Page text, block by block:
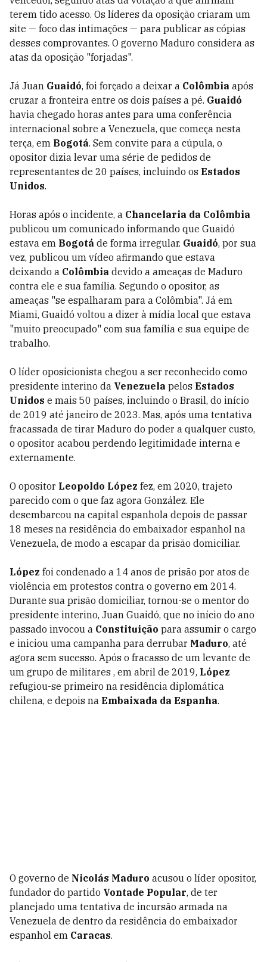
terem tido acesso. Os líderes da oposição criaram um
site — foco das intimações — para publicar as cópias
desses comprovantes. O governo Maduro considera as
atas da oposição "forjadas".
Já Juan Guaidó, foi forçado a deixar a Colômbia após
cruzar a fronteira entre os dois países a pé. Guaidó
havia chegado horas antes para uma conferência
internacional sobre a Venezuela, que começa nesta
terça, em Bogotá. Sem convite para a cúpula, o
opositor dizia levar uma série de pedidos de
representantes de 20 países, incluindo os Estados
Unidos.
Horas após o incidente, a Chancelaria da Colômbia
publicou um comunicado informando que Guaidó
estava em Bogotá de forma irregular. Guaidó, por sua
vez, publicou um vídeo afirmando que estava
deixando a Colômbia devido a ameaças de Maduro
contra ele e sua família. Segundo o opositor, as
ameaças "se espalharam para a Colômbia". Já em
Miami, Guaidó voltou a dizer à mídia local que estava
"muito preocupado" com sua família e sua equipe de
trabalho.
O líder oposicionista chegou a ser reconhecido como
presidente interino da Venezuela pelos Estados
Unidos e mais 50 países, incluindo o Brasil, do início
de 2019 até janeiro de 2023. Mas, após uma tentativa
fracassada de tirar Maduro do poder a qualquer custo,
o opositor acabou perdendo legitimidade interna e
externamente.
O opositor Leopoldo López fez, em 2020, trajeto
parecido com o que faz agora González. Ele
desembarcou na capital espanhola depois de passar
18 meses na residência do embaixador espanhol na
Venezuela, de modo a escapar da prisão domiciliar.
López foi condenado a 14 anos de prisão por atos de
violência em protestos contra o governo em 2014.
Durante sua prisão domiciliar, tornou-se o mentor do
presidente interino, Juan Guaidó, que no início do ano
passado invocou a Constituição para assumir o cargo
e iniciou uma campanha para derrubar Maduro, até
agora sem sucesso. Após o fracasso de um levante de
um grupo de militares , em abril de 2019, López
refugiou-se primeiro na residência diplomática
chilena, e depois na Embaixada da Espanha.
O governo de Nicolás Maduro acusou o líder opositor,
fundador do partido Vontade Popular, de ter
planejado uma tentativa de incursão armada na
Venezuela de dentro da residência do embaixador
espanhol em Caracas.